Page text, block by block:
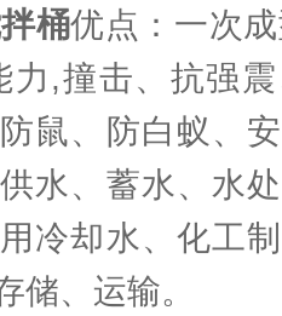
桶优点：一次
力,撞击、抗强
鼠、防白蚁、
水、蓄水、水
冷却水、化工
储、运输。